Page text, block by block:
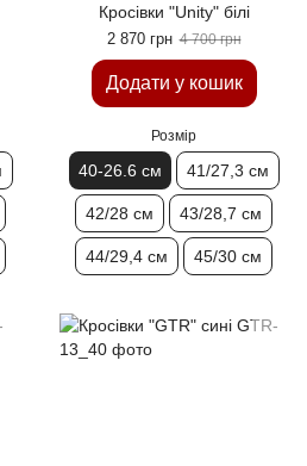
Кросівки "Unity" білі
2 870 грн 4 700 грн
Додати у кошик
Розмір
40-26.6 см 41/27,3 см
42/28 см 43/28,7 см
44/29,4 см 45/30 см